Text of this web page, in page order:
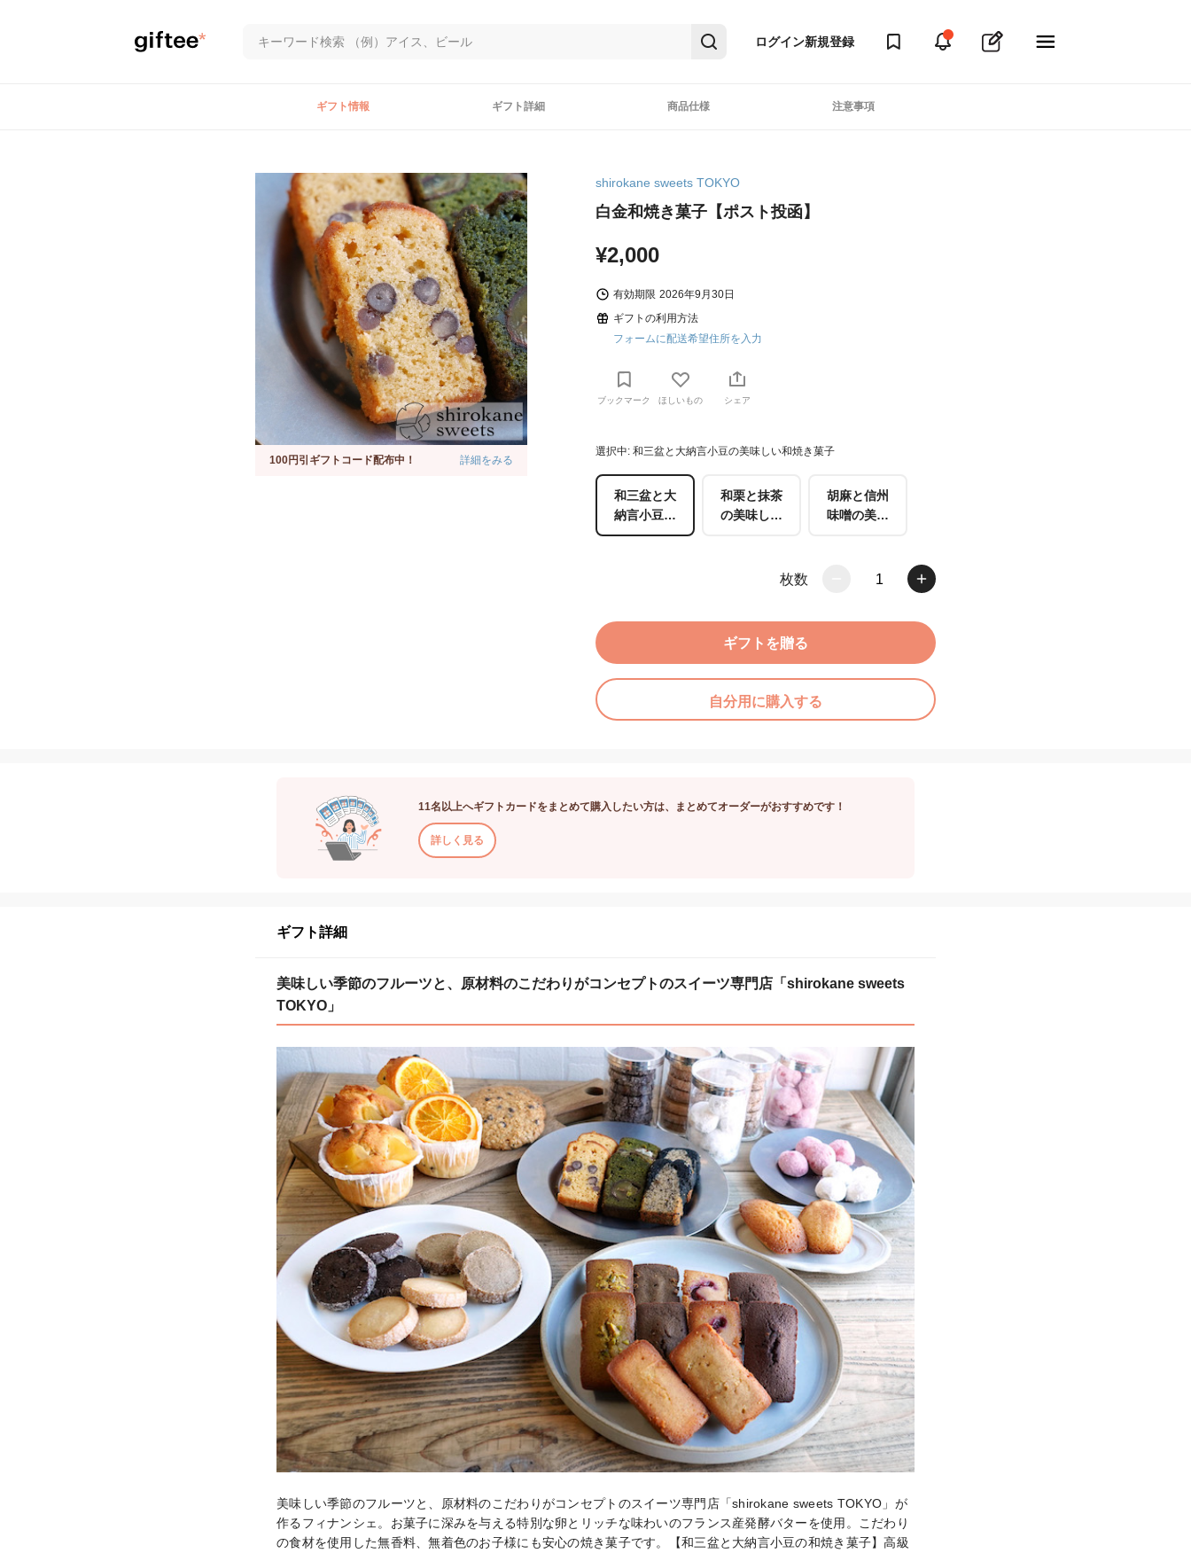
ログイン新規登録
ギフト情報 ギフト詳細 商品仕様 注意事項
100円引ギフトコード配布中！ 詳細をみる
shirokane sweets TOKYO
白金和焼き菓子【ポスト投函】
¥2,000
有効期限 2026年9月30日
ギフトの利用方法
フォームに配送希望住所を入力
ブックマーク ほしいもの シェア
選択中: 和三盆と大納言小豆の美味しい和焼き菓子
和三盆と大
納言小豆の
美味しい和
和栗と抹茶
の美味しい
胡麻と信州
味噌の美味
枚数 1
ギフトを贈る
自分用に購入する
11名以上へギフトカードをまとめて購入したい方は、まとめてオーダーがおすすめです！
詳しく見る
ギフト詳細
美味しい季節のフルーツと、原材料のこだわりがコンセプトのスイーツ専門店「shirokane sweets
TOKYO」
美味しい季節のフルーツと、原材料のこだわりがコンセプトのスイーツ専門店「shirokane sweets TOKYO」が
作るフィナンシェ。お菓子に深みを与える特別な卵とリッチな味わいのフランス産発酵バターを使用。こだわり
の食材を使用した無香料、無着色のお子様にも安心の焼き菓子です。【和三盆と大納言小豆の和焼き菓子】高級